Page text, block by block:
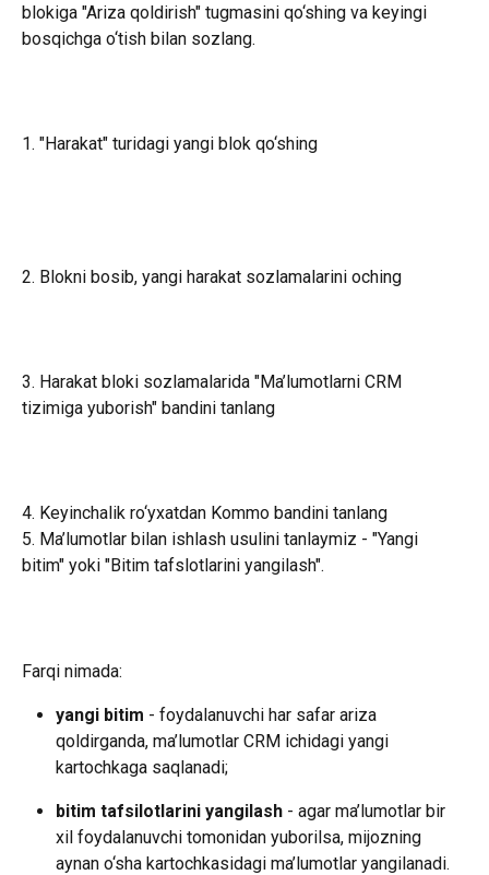
blokiga "Ariza qoldirish" tugmasini qo‘shing va keyingi
bosqichga o‘tish bilan sozlang.
1. "Harakat" turidagi yangi blok qo‘shing
2. Blokni bosib, yangi harakat sozlamalarini oching
3. Harakat bloki sozlamalarida "Ma’lumotlarni CRM
tizimiga yuborish" bandini tanlang
4. Keyinchalik ro‘yxatdan Kommo bandini tanlang
5. Ma’lumotlar bilan ishlash usulini tanlaymiz - "Yangi
bitim" yoki "Bitim tafslotlarini yangilash".
Farqi nimada:
yangi bitim - foydalanuvchi har safar ariza
qoldirganda, ma’lumotlar CRM ichidagi yangi
kartochkaga saqlanadi;
bitim tafsilotlarini yangilash - agar ma’lumotlar bir
xil foydalanuvchi tomonidan yuborilsa, mijozning
aynan o‘sha kartochkasidagi ma’lumotlar yangilanadi.